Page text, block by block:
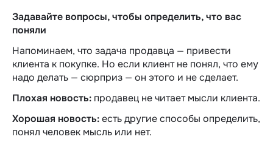
Задавайте вопросы, чтобы определить, что вас
поняли
Напоминаем, что задача продавца — привести
клиента к покупке. Но если клиент не понял, что ему
надо делать — сюрприз — он этого и не сделает.
Плохая новость: продавец не читает мысли клиента.
Хорошая новость:есть другие способы определить,
понял человек мысль или нет.